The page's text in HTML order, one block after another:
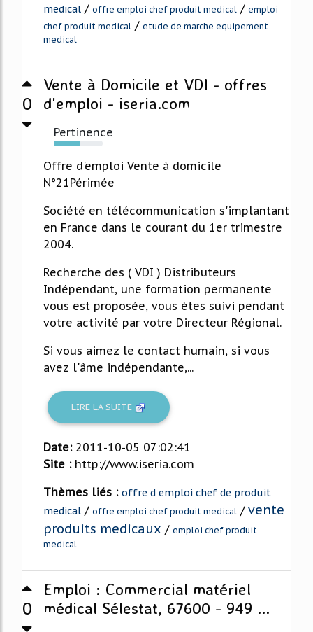
medical / offre emploi chef produit medical / emploi
chef produit medical / etude de marche equipement
medical
0
Vente à Domicile et VDI - offres
d'emploi - iseria.com
Pertinence
54%
Offre d'emploi Vente à domicile
N°21Périmée
Société en télécommunication s'implantant
en France dans le courant du 1er trimestre
2004.
Recherche des ( VDI ) Distributeurs
Indépendant, une formation permanente
vous est proposée, vous ètes suivi pendant
votre activité par votre Directeur Régional.
Si vous aimez le contact humain, si vous
avez l'âme indépendante,...
LIRE LA SUITE
Date: 2011-10-05 07:02:41
Site : http://www.iseria.com
Thèmes liés : offre d emploi chef de produit
medical / offre emploi chef produit medical / vente
produits medicaux / emploi chef produit
medical
0
Emploi : Commercial matériel
médical Sélestat, 67600 - 949 ...